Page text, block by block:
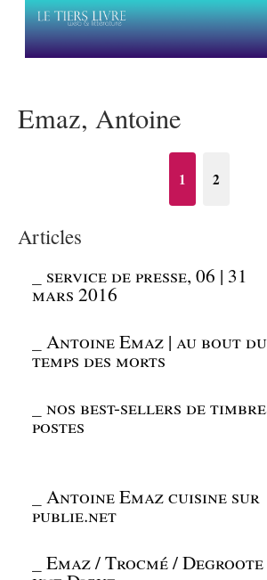
Emaz, Antoine
1 2
Articles
service de presse, 06 | 31
mars 2016
_Antoine Emaz | au bout du
temps des morts
_nos best-sellers de
postes
_Antoine Emaz cuisine sur
publie.net
_Emaz / Trocmé /